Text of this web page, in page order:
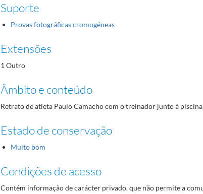
Suporte
Provas fotográficas cromogéneas
Extensões
1 Outro
Âmbito e conteúdo
Retrato de atleta Paulo Camacho com o treinador junto à
Estado de conservação
Muito bom
Condições de acesso
Contém informação de carácter privado, que não permite a